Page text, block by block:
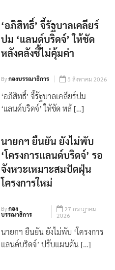
‘อภิสิทธิ์’ จี้รัฐบาลเคลียร์
ปม ‘แลนด์บริดจ์’ ให้ชัด
หลังคลังชี้ไม่คุ้มค่า
Byกองบรรณาธิการ 5 สิงหาคม 2026
‘อภิสิทธิ์’ จี้รัฐบาลเคลียร์ปม
‘แลนด์บริดจ์’ ให้ชัด หลั […]
นายกฯ ยืนยัน ยังไม่พับ
‘โครงการแลนด์บริดจ์’ รอ
จังหวะเหมาะสมปัดฝุ่น
โครงการใหม่
Byกอง
บรรณาธิการ
27 กรกฎาคม
2026
นายกฯ ยืนยัน ยังไม่พับ ‘โครงการ
แลนด์บริดจ์’ ปรับแผนดัน […]